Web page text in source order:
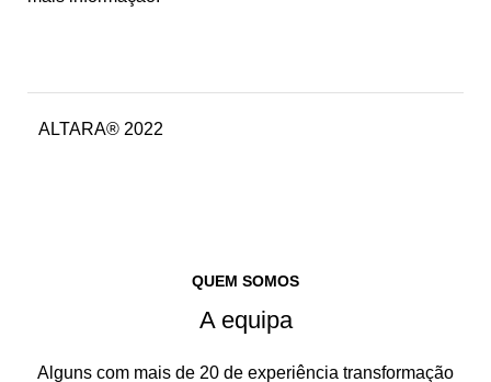
ALTARA® 2022
QUEM SOMOS
A equipa
Alguns com mais de 20 de experiência transformação